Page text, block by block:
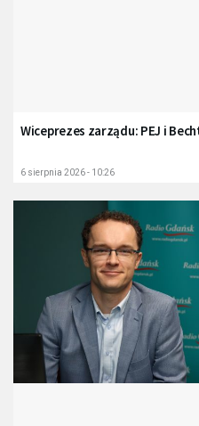
Wiceprezes zarządu: PEJ i
6 sierpnia 2026 - 10:26